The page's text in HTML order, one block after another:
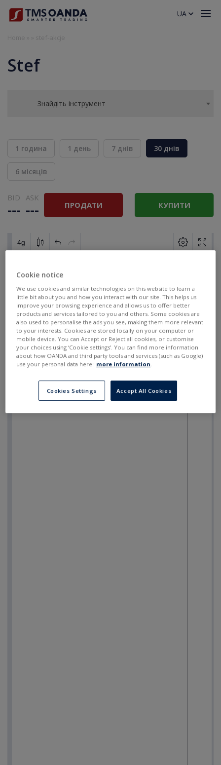
Stef
Знайдіть інструмент
1 година 1 день 7 днів 30 днів
6 місяців
BID
---
ASK
--- ПРОДАТИ КУПИТИ
UA
Cookie notice
We use cookies and similar technologies on this website to learn a
little bit about you and how you interact with our site. This helps us
improve your browsing experience and allows us to offer better
products and services tailored to you and others. Some cookies are
also used to personalise the ads you see, making them more relevant
to your interests. Cookies are stored locally on your computer or
mobile device. You can Accept or Reject all cookies, or customise
your choices using ‘Cookie settings’. You can find more information
about how OANDA and third party tools and services (such as Google)
use your personal data here: more information.
Cookies Settings Accept All Cookies